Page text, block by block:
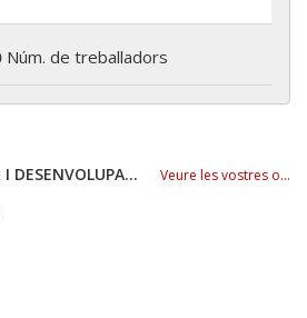
Núm. de treballadors
ASSOCIACIO BENESTAR I DESENVOLUPAMENT (ABD) Veure les vostres ofertes